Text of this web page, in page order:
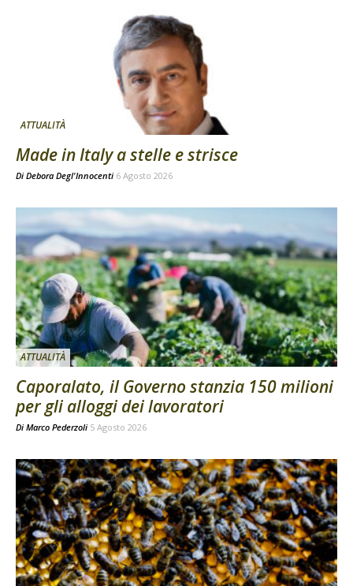
ATTUALITÀ
Made in Italy a stelle e strisce
Di Debora Degl'Innocenti 6 Agosto 2026
ATTUALITÀ
Caporalato, il Governo stanzia 150 milioni
per gli alloggi dei lavoratori
Di Marco Pederzoli 5 Agosto 2026